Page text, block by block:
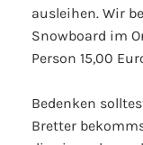
ausleihen. Wir
Snowboard im
Person 15,00
Bedenken
Bretter